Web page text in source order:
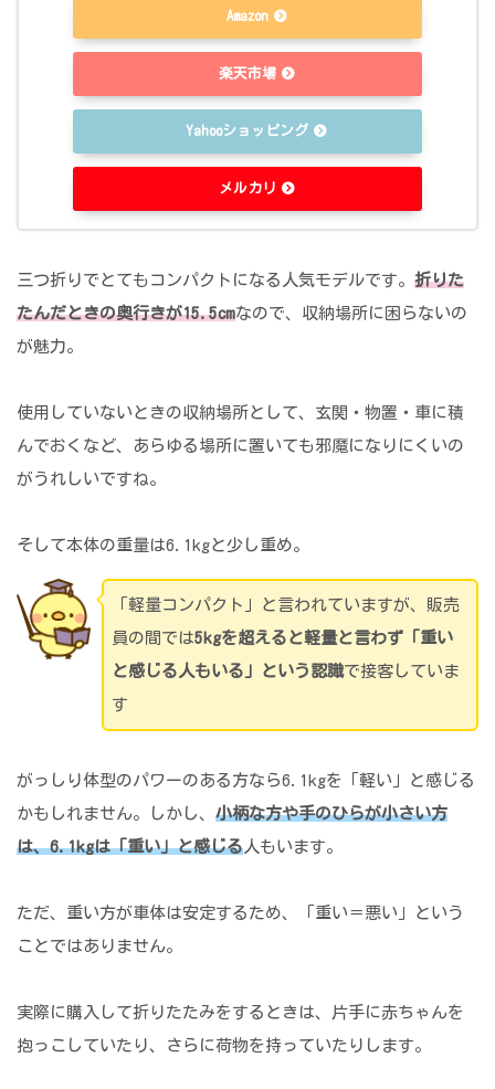
Amazon
楽天市場
Yahooショッピング
メルカリ
三つ折りでとてもコンパクトになる人気モデルです。 折りた
たんだときの奥行きが15.5cmなので、収納場所に困らないの
が魅力。
使用していないときの収納場所として、玄関・物置・車に積
んでおくなど、あらゆる場所に置いても邪魔になりにくいの
がうれしいですね。
そして本体の重量は6.1kgと少し重め。
「軽量コンパクト」と言われていますが、販売
員の間では5kgを超えると軽量と言わず「重い
と感じる人もいる」という認識で接客していま
す
がっしり体型のパワーのある方なら6.1kgを「軽い」と感じる
かもしれません。しかし、 小柄な方や手のひらが小さい方
は、6.1kgは「重い」と感じる 人もいます。
ただ、重い方が車体は安定するため、「重い＝悪い」という
ことではありません。
実際に購入して折りたたみをするときは、片手に赤ちゃんを
抱っこしていたり、さらに荷物を持っていたりします。